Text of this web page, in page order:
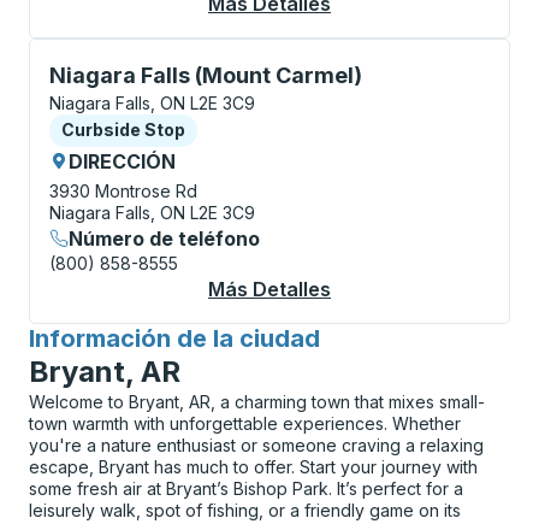
Niagara Falls (Mount Carmel)
Curbside Stop, utilice las teclas de flecha o la tecla
Niagara Falls, ON L2E 3C9
Curbside Stop
Curbside Stop
DIRECCIÓN
3930 Montrose Rd
Niagara Falls, ON L2E 3C9
Número de teléfono
(800) 858-8555
Más Detalles
Información de la ciudad
para
Bryant, AR
Welcome to Bryant, AR, a charming town that mixes small-
town warmth with unforgettable experiences. Whether
you're a nature enthusiast or someone craving a relaxing
escape, Bryant has much to offer. Start your journey with
some fresh air at Bryant’s Bishop Park. It’s perfect for a
leisurely walk, spot of fishing, or a friendly game on its